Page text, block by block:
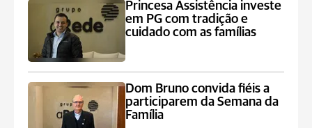
Princesa Assistência investe
em PG com tradição e
cuidado com as famílias
Dom Bruno convida fiéis a
participarem da Semana da
Família